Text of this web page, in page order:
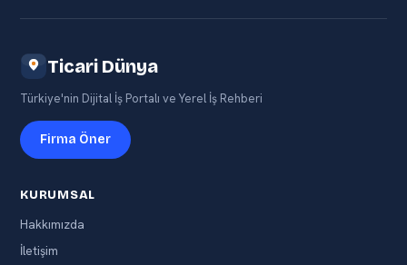
Ticari Dünya
Türkiye'nin Dijital İş Portalı ve Yerel İş Rehberi
Firma Öner
KURUMSAL
Hakkımızda
İletişim